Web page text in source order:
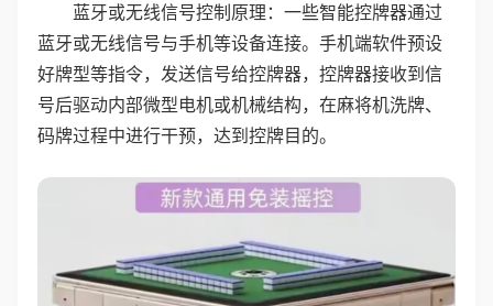
蓝牙或无线信号控制原理：一些智能控牌器通过
蓝牙或无线信号与手机等设备连接。手机端软件预设
好牌型等指令，发送信号给控牌器，控牌器接收到信
号后驱动内部微型电机或机械结构，在麻将机洗牌、
码牌过程中进行干预，达到控牌目的。